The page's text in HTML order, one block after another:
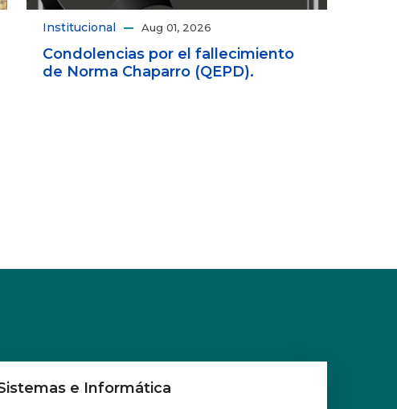
Institucional Aug 01, 2026
Condolencias por el fallecimiento
de Norma Chaparro (QEPD).
e Informática